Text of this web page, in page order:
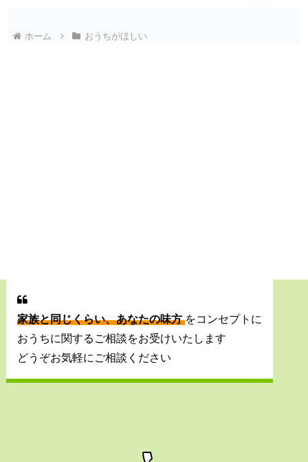
ホーム おうちがほしい
家族と同じくらい、あなたの味方をコンセプトに
おうちに関するご相談をお受けいたします
どうぞお気軽にご相談ください